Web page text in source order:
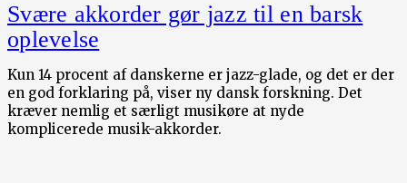
Svære akkorder gør jazz til en barsk
oplevelse
Kun 14 procent af danskerne er jazz-glade, og det er der
en god forklaring på, viser ny dansk forskning. Det
kræver nemlig et særligt musikøre at nyde
komplicerede musik-akkorder.